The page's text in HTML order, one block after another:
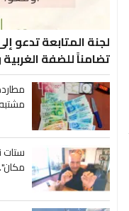
لجنة المتابعة تدعو
تضامناً للضفة
ستات